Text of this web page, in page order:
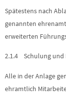
Spätestens nach
genannten
erweiterten
2.1.4 Schulung und
Alle in der Anlage
ehramtlich